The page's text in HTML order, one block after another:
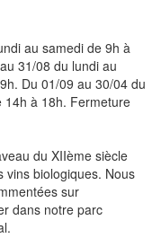
au samedi de 9h à
31/08 du lundi au
Du 01/09 au 30/04 du
14h à 18h. Fermeture
du XIIème siècle
vins biologiques. Nous
sur
dans notre parc